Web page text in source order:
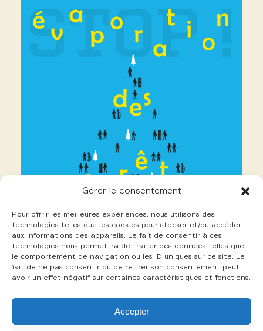
Gérer le consentement
Pour offrir les meilleures expériences, nous utilisons des
technologies telles que les cookies pour stocker et/ou accéder
aux informations des appareils. Le fait de consentir à ces
technologies nous permettra de traiter des données telles que
le comportement de navigation ou les ID uniques sur ce site. Le
fait de ne pas consentir ou de retirer son consentement peut
avoir un effet négatif sur certaines caractéristiques et fonctions.
Accepter